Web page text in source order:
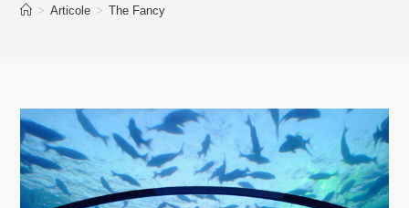
> Articole > The Fancy